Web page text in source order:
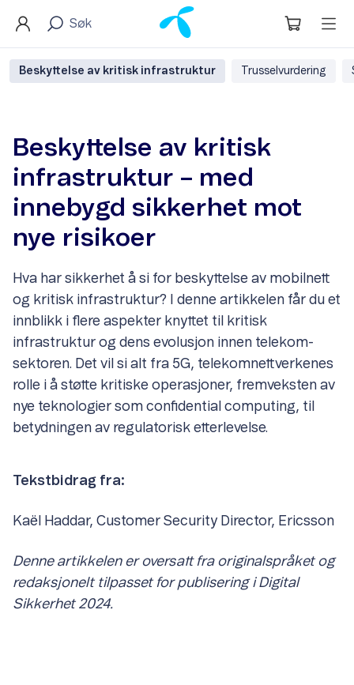
Beskyttelse av kritisk infrastruktur Trusselvurdering
Beskyttelse av kritisk
infrastruktur – med
innebygd sikkerhet mot
nye risikoer
Hva har sikkerhet å si for beskyttelse av mobilnett
og kritisk infrastruktur? I denne artikkelen får du et
innblikk i flere aspekter knyttet til kritisk
infrastruktur og dens evolusjon innen telekom-
sektoren. Det vil si alt fra 5G, telekomnettverkenes
rolle i å støtte kritiske operasjoner, fremveksten av
nye teknologier som confidential computing, til
betydningen av regulatorisk etterlevelse.
Tekstbidrag fra:
Kaël Haddar, Customer Security Director, Ericsson
Denne artikkelen er oversatt fra originalspråket og
redaksjonelt tilpasset for publisering i Digital
Sikkerhet 2024.